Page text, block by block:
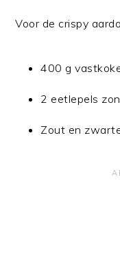
Voor de crispy
400 g
2 eetlepels
Zout en